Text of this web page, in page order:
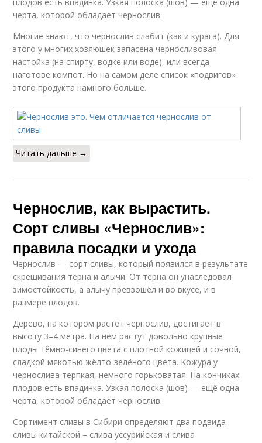
черта, которой обладает чернослив.
Многие знают, что чернослив слабит (как и курага). Для
этого у многих хозяюшек запасена черносливовая
настойка (на спирту, водке или воде), или всегда
наготове компот. Но на самом деле список «подвигов»
этого продукта намного больше.
Читать дальше →
Чернослив, как вырастить.
Сорт сливы «Чернослив»:
правила посадки и ухода
Чернослив — сорт сливы, который появился в результате
скрещивания терна и алычи. От терна он унаследовал
зимостойкость, а алычу превзошёл и во вкусе, и в
размере плодов.
Дерево, на котором растёт чернослив, достигает в
высоту 3–4 метра. На нём растут довольно крупные
плоды тёмно-синего цвета с плотной кожицей и сочной,
сладкой мякотью жёлто-зелёного цвета. Кожура у
чернослива терпкая, немного горьковатая. На кончиках
плодов есть впадинка. Узкая полоска (шов) — ещё одна
черта, которой обладает чернослив.
Сортимент сливы в Сибири определяют два подвида
сливы китайской – слива уссурийская и слива